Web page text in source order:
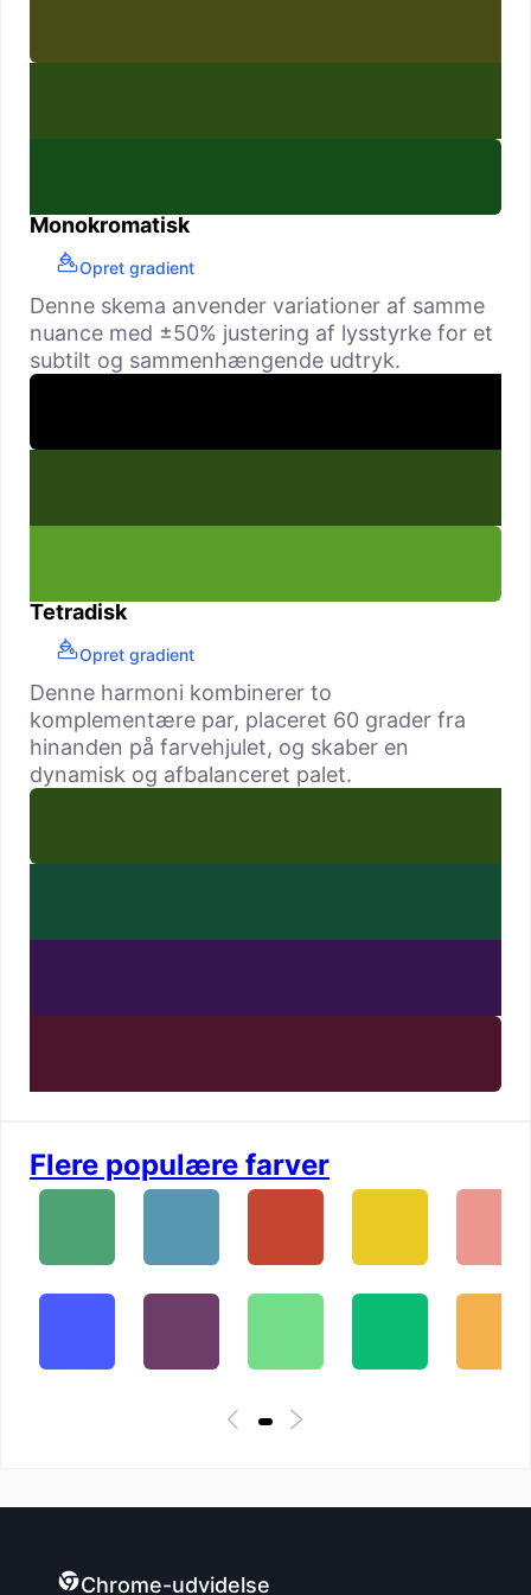
Monokromatisk
Opret gradient
Denne skema anvender variationer af samme
nuance med ±50% justering af lysstyrke for et
subtilt og sammenhængende udtryk.
Tetradisk
Opret gradient
Denne harmoni kombinerer to
komplementære par, placeret 60 grader fra
hinanden på farvehjulet, og skaber en
dynamisk og afbalanceret palet.
Flere populære farver
Chrome-udvidelse